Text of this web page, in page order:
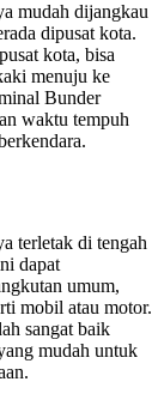
mudah dijangkau
dipusat kota.
kota, bisa
menuju ke
Bunder
waktu tempuh
terletak di tengah
dapat
umum,
mobil atau motor.
sangat baik
mudah untuk